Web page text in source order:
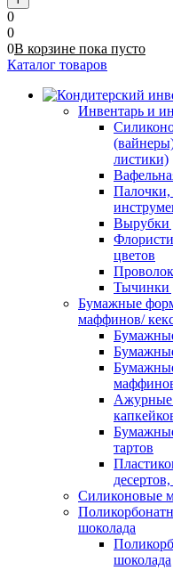
0
0
0В корзине пока пусто
Каталог товаров
Инвентарь и
листики)
Палочки,
Вырубки
цветов
Тычинки
Бумажные
маффинов/
Ажурные
тартов
Силиконовые
шоколада
шоколада